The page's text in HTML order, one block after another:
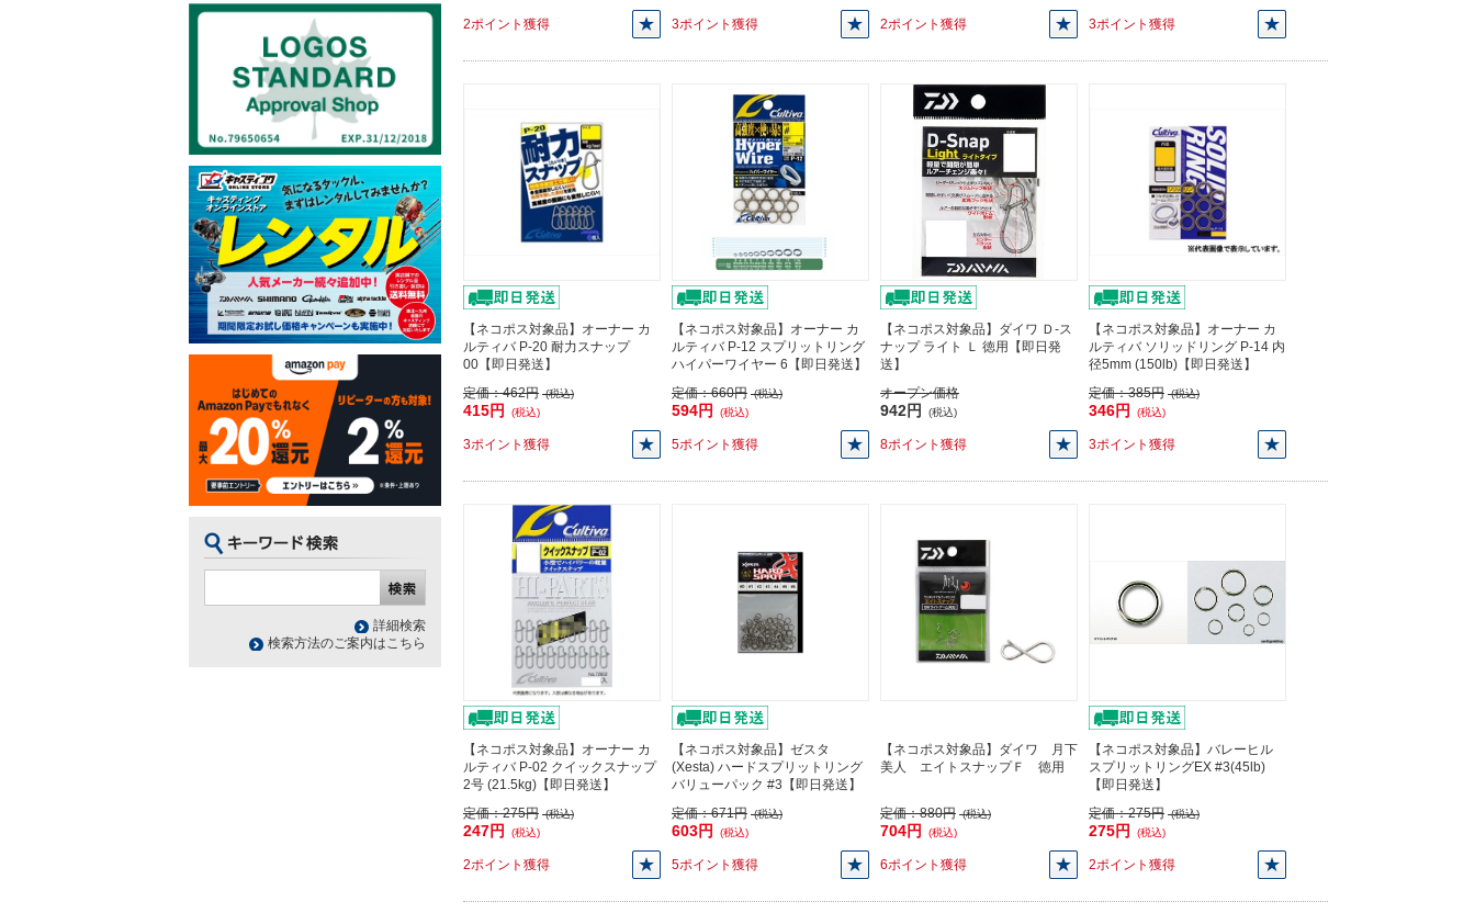
2ポイント獲得 3ポイント獲得 2ポイント獲得 3ポイント獲得
【ネコポス対象品】オーナー カ
ルティバ P-20 耐力スナップ
00【即日発送】
定価：462円 (税込)
415円 (税込)
3ポイント獲得
【ネコポス対象品】オーナー カ
ルティバ P-12 スプリットリング
ハイパーワイヤー 6【即日発送】
定価：660円 (税込)
594円 (税込)
5ポイント獲得
【ネコポス対象品】ダイワ Ｄ-ス
ナップ ライト Ｌ 徳用【即日発
送】
オープン価格
942円 (税込)
8ポイント獲得
【ネコポス対象品】オーナー カ
ルティバ ソリッドリング P-14 内
径5mm (150lb)【即日発送】
定価：385円 (税込)
346円 (税込)
3ポイント獲得
【ネコポス対象品】オーナー カ
ルティバ P-02 クイックスナップ
2号 (21.5kg)【即日発送】
定価：275円 (税込)
247円 (税込)
2ポイント獲得
【ネコポス対象品】ゼスタ
(Xesta) ハードスプリットリング
バリューパック #3【即日発送】
定価：671円 (税込)
603円 (税込)
5ポイント獲得
【ネコポス対象品】ダイワ 月下
美人 エイトスナップＦ 徳用
定価：880円 (税込)
704円 (税込)
6ポイント獲得
【ネコポス対象品】バレーヒル
スプリットリングEX #3(45lb)
【即日発送】
定価：275円 (税込)
275円 (税込)
2ポイント獲得
詳細検索
検索方法のご案内はこちら